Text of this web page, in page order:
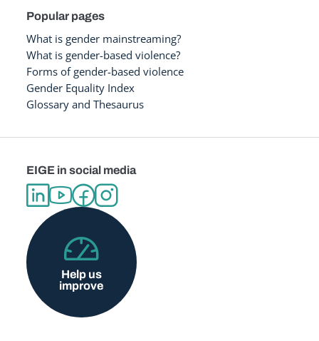
Popular pages
What is gender mainstreaming?
What is gender-based violence?
Forms of gender-based violence
Gender Equality Index
Glossary and Thesaurus
EIGE in social media
Help us
improve